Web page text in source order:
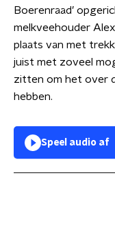
Boerenraad’
melkveehouder
plaats van met
juist met zoveel
zitten om het over
hebben.
Speel audio af